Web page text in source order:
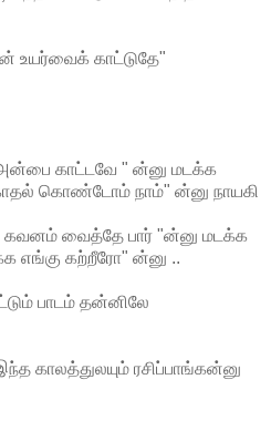
உயர்வைக் காட்டுதே"
காட்டவே " ன்னு மடக்க
கொண்டோம் நாம்" ன்னு நாயகி
கவனம் வைத்தே பார் "ன்னு மடக்க
எங்கு கற்றீரோ" ன்னு ..
பாடம் தன்னிலே
காலத்துலயும் ரசிப்பாங்கன்னு